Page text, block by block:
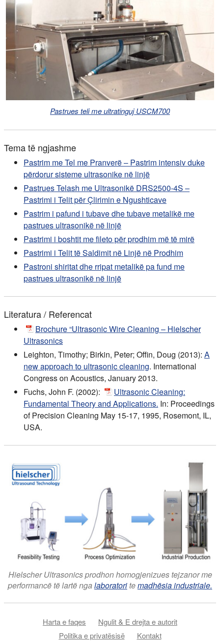
Pastrues teli me ultratinguj USCM700
Tema të ngjashme
Pastrim me Tel me Pranverë – Pastrim intensiv duke
përdorur sisteme ultrasonike në linjë
Pastrues Telash me Ultrasonikë DRS2500-4S –
Pastrimi i Telit për Çlirimin e Ngushticave
Pastrim i pafund i tubave dhe tubave metalikë me
pastrues ultrasonikë në linjë
Pastrimi i boshtit me fileto për prodhim më të mirë
Pastrimi i Telit të Saldimit në Linjë në Prodhim
Pastroni shiritat dhe rripat metalikë pa fund me
pastrues ultrasonikë në linjë
Literatura / Referencat
Brochure “Ultrasonic Wire Cleaning – Hielscher
Ultrasonics
Leighton, Timothy; Birkin, Peter; Offin, Doug (2013): A
new approach to ultrasonic cleaning. International
Congress on Acoustics, January 2013.
Fuchs, John F. (2002):
Ultrasonic Cleaning:
Fundamental Theory and Applications. In: Proceedings
of Precision Cleaning May 15-17, 1995, Rosemont, IL,
USA.
Hielscher Ultrasonics prodhon homogjenizues tejzanor me
performancë të lartë ngalaboratori temadhësia industriale.
Harta e faqes
Ngulit & E drejta e autorit
Politika e privatësisë
Kontakt